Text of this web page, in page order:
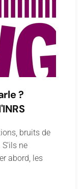
?
bruits de
ne
abord, les